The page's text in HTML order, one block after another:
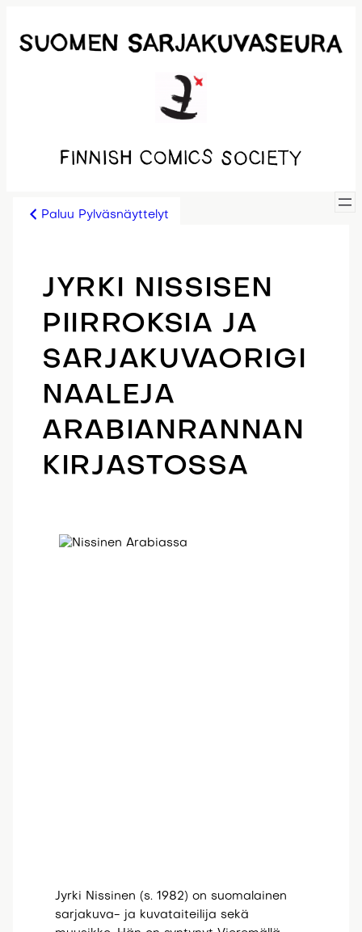
sisältöön
Paluu Pylväsnäyttelyt
JYRKI NISSISEN
PIIRROKSIA JA
SARJAKUVAORIGI
NAALEJA
ARABIANRANNAN
KIRJASTOSSA
Jyrki Nissinen (s. 1982) on suomalainen
sarjakuva- ja kuvataiteilija sekä